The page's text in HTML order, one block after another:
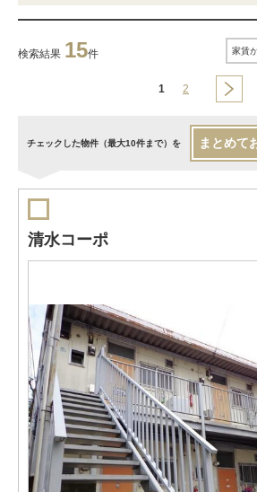
検索結果 15件
1 2
チェックした物件（最大10件まで）を まとめて
清水コーポ